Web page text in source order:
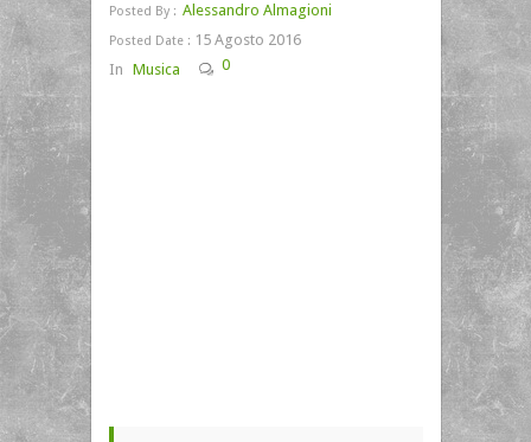
Posted By : Alessandro Almagioni
Posted Date : 15 Agosto 2016
In Musica 0